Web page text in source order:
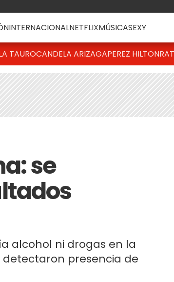
INTERNACIONALNETFLIXMÚSICASEXY
TAUROCANDELA ARIZAGAPEREZ HILTON
se
alcohol ni drogas en la
presencia de